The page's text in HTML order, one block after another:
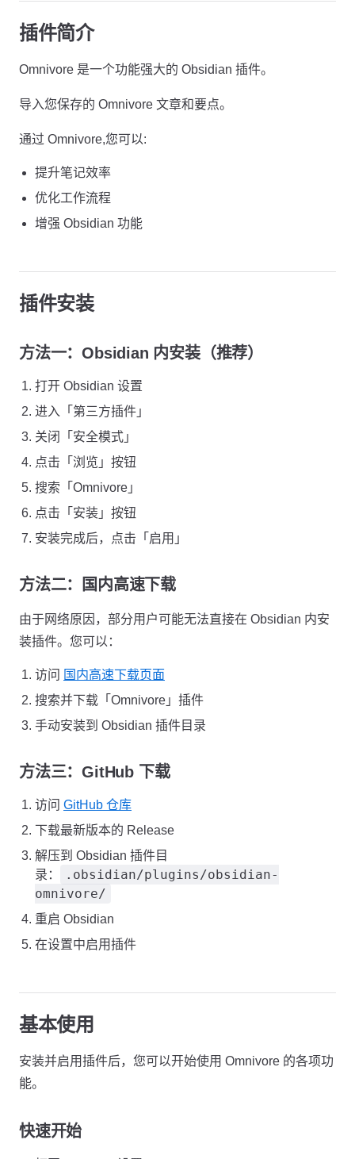
插件简介
Omnivore 是一个功能强大的 Obsidian 插件。
导入您保存的 Omnivore 文章和要点。
通过 Omnivore,您可以:
提升笔记效率
优化工作流程
增强 Obsidian 功能
插件安装
方法一：Obsidian 内安装（推荐）
打开 Obsidian 设置
进入「第三方插件」
关闭「安全模式」
点击「浏览」按钮
搜索「Omnivore」
点击「安装」按钮
安装完成后，点击「启用」
方法二：国内高速下载
由于网络原因，部分用户可能无法直接在 Obsidian 内安
装插件。您可以：
访问 国内高速下载页面
搜索并下载「Omnivore」插件
手动安装到 Obsidian 插件目录
方法三：GitHub 下载
访问 GitHub 仓库
下载最新版本的 Release
解压到 Obsidian 插件目
录：
.obsidian/plugins/obsidian-
omnivore/
重启 Obsidian
在设置中启用插件
基本使用
安装并启用插件后，您可以开始使用 Omnivore 的各项功
能。
快速开始